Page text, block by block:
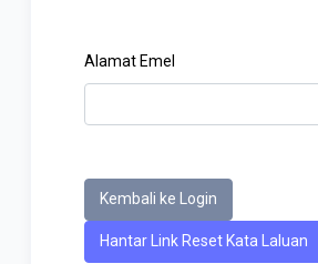
Alamat Emel
Kembali ke Login
Hantar Link Reset Kata Laluan